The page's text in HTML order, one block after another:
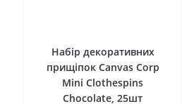
Набір декоративних
прищіпок Canvas Corp
Mini Clothespins
Chocolate, 25шт